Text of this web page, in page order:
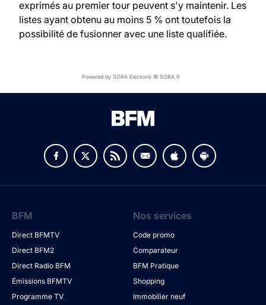
exprimés au premier tour peuvent s'y maintenir. Les
listes ayant obtenu au moins 5 % ont toutefois la
possibilité de fusionner avec une liste qualifiée.
Powered by SORA Elections © SORA.fr
BFM
Direct BFMTV
Direct BFM2
Direct Radio BFM
Émissions BFMTV
Programme TV
Nos services
Code promo
Comparateur
BFM Pratique
Shopping
Immobilier neuf